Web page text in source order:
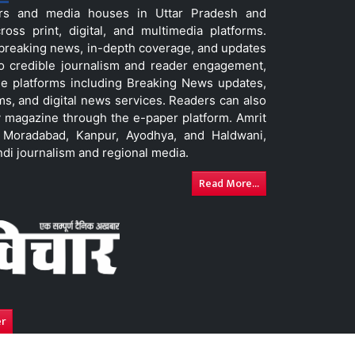
and media houses in Uttar Pradesh and
print, digital, and multimedia platforms.
news, in-depth coverage, and updates
journalism and reader engagement,
platforms including Breaking News updates,
and digital news services. Readers can also
through the e-paper platform. Amrit
Kanpur, Ayodhya, and Haldwani,
journalism and regional media.
Read More...